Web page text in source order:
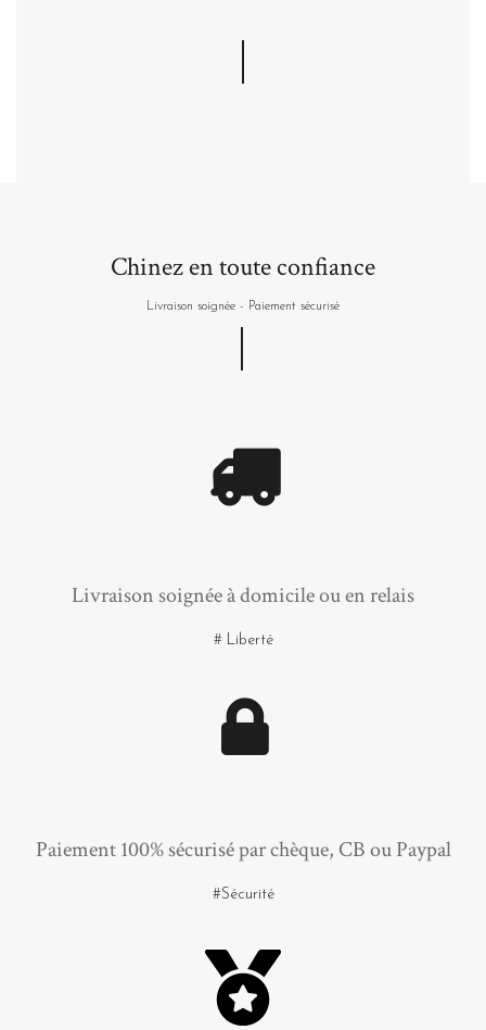
Chinez en toute confiance
Livraison soignée - Paiement sécurisé
Livraison soignée à domicile ou en relais
# Liberté
Paiement 100% sécurisé par chèque, CB ou Paypal
#Sécurité